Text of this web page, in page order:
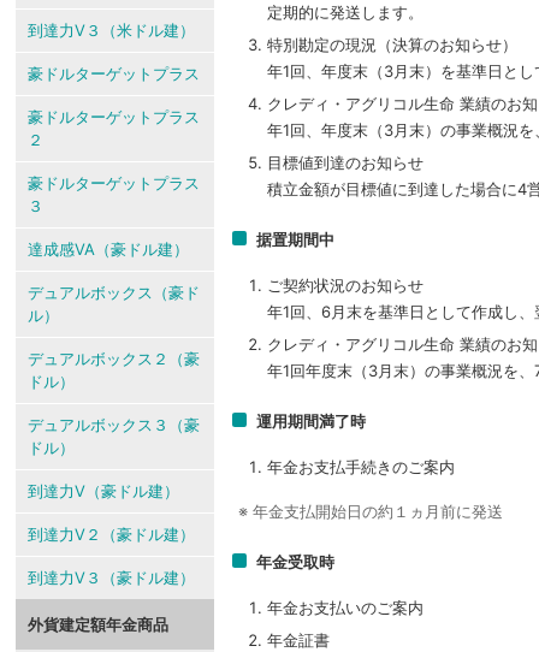
定期的に発送します。
特別勘定の現況（決算のお知らせ）
年1回、年度末（3月末）を基準日と
クレディ・アグリコル生命 業績のお
年1回、年度末（3月末）の事業概況
目標値到達のお知らせ
積立金額が目標値に到達した場合に4
据置期間中
ご契約状況のお知らせ
年1回、6月末を基準日として作成し
クレディ・アグリコル生命 業績のお
年1回年度末（3月末）の事業概況を
運用期間満了時
年金お支払手続きのご案内
※ 年金支払開始日の約１ヵ月前に発送
年金受取時
年金お支払いのご案内
年金証書
到達力V３（米ドル建）
豪ドルターゲットプラス
豪ドルターゲットプラス
２
豪ドルターゲットプラス
３
達成感VA（豪ドル建）
デュアルボックス（豪ド
ル）
デュアルボックス２（豪
ドル）
デュアルボックス３（豪
ドル）
到達力V（豪ドル建）
到達力V２（豪ドル建）
到達力V３（豪ドル建）
外貨建定額年金商品